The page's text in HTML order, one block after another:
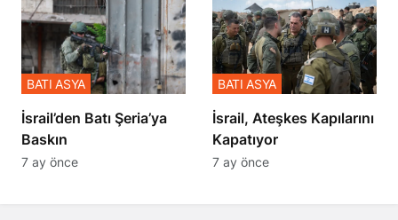
​​​​​​​İsrail’den Batı Şeria’ya
Baskın
BATI ASYA
7 ay önce
İsrail, Ateşkes Kapılarını
Kapatıyor
BATI ASYA
7 ay önce